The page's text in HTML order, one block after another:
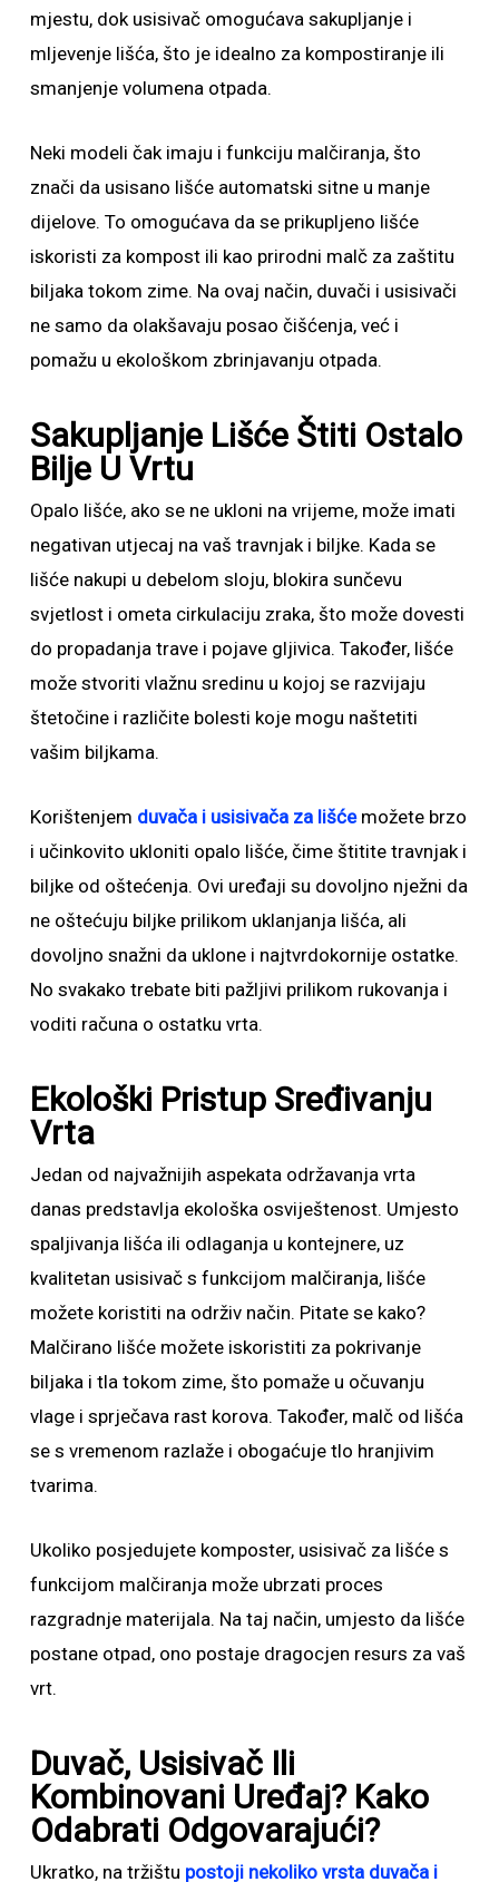
mjestu, dok usisivač omogućava sakupljanje i
mljevenje lišća, što je idealno za kompostiranje ili
smanjenje volumena otpada.
Neki modeli čak imaju i funkciju malčiranja, što
znači da usisano lišće automatski sitne u manje
dijelove. To omogućava da se prikupljeno lišće
iskoristi za kompost ili kao prirodni malč za zaštitu
biljaka tokom zime. Na ovaj način, duvači i usisivači
ne samo da olakšavaju posao čišćenja, već i
pomažu u ekološkom zbrinjavanju otpada.
Sakupljanje Lišće Štiti Ostalo
Bilje U Vrtu
Opalo lišće, ako se ne ukloni na vrijeme, može imati
negativan utjecaj na vaš travnjak i biljke. Kada se
lišće nakupi u debelom sloju, blokira sunčevu
svjetlost i ometa cirkulaciju zraka, što može dovesti
do propadanja trave i pojave gljivica. Također, lišće
može stvoriti vlažnu sredinu u kojoj se razvijaju
štetočine i različite bolesti koje mogu naštetiti
vašim biljkama.
Korištenjem duvača i usisivača za lišćemožete brzo
i učinkovito ukloniti opalo lišće, čime štitite travnjak i
biljke od oštećenja. Ovi uređaji su dovoljno nježni da
ne oštećuju biljke prilikom uklanjanja lišća, ali
dovoljno snažni da uklone i najtvrdokornije ostatke.
No svakako trebate biti pažljivi prilikom rukovanja i
voditi računa o ostatku vrta.
Ekološki Pristup Sređivanju
Vrta
Jedan od najvažnijih aspekata održavanja vrta
danas predstavlja ekološka osviještenost. Umjesto
spaljivanja lišća ili odlaganja u kontejnere, uz
kvalitetan usisivač s funkcijom malčiranja, lišće
možete koristiti na održiv način. Pitate se kako?
Malčirano lišće možete iskoristiti za pokrivanje
biljaka i tla tokom zime, što pomaže u očuvanju
vlage i sprječava rast korova. Također, malč od lišća
se s vremenom razlaže i obogaćuje tlo hranjivim
tvarima.
Ukoliko posjedujete komposter, usisivač za lišće s
funkcijom malčiranja može ubrzati proces
razgradnje materijala. Na taj način, umjesto da lišće
postane otpad, ono postaje dragocjen resurs za vaš
vrt.
Duvač, Usisivač Ili
Kombinovani Uređaj? Kako
Odabrati Odgovarajući?
Ukratko, na tržištu postoji nekoliko vrsta duvača i